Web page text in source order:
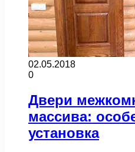
02.05.2018
0
Двери
массива:
установка